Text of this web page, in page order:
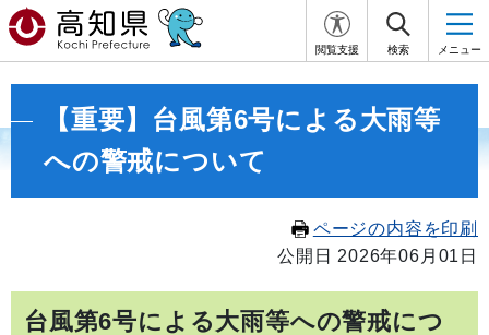
閲覧支援 検索 メニュー
【重要】台風第6号による大雨等
への警戒について
ページの内容を印刷
公開日 2026年06月01日
台風第6号による大雨等への警戒につ